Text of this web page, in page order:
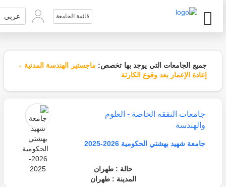
قائمة الجامعة عربي
جميع الجامعات التي يوجد بها تخصص:ماجستير الهندسة المدنية -
إعادة الإعمار بعد وقوع الكارثة
جامعات النفقه الخاصة - العلوم
والهندسة
جامعة شهيد بهشتي الحكومية 2026-2025
حالة : طهران
المدينة : طهران